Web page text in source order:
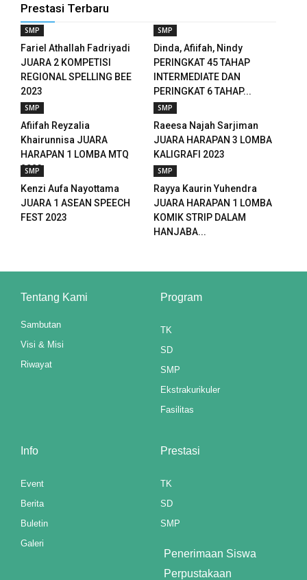
downloader
giriş
Prestasi Terbaru
SMP
Fariel Athallah Fadriyadi
JUARA 2 KOMPETISI
REGIONAL SPELLING BEE
2023
SMP
Dinda, Afiifah, Nindy
PERINGKAT 45 TAHAP
INTERMEDIATE DAN
PERINGKAT 6 TAHAP...
SMP
Afiifah Reyzalia
Khairunnisa JUARA
HARAPAN 1 LOMBA MTQ
2023
SMP
Raeesa Najah Sarjiman
JUARA HARAPAN 3 LOMBA
KALIGRAFI 2023
SMP
Kenzi Aufa Nayottama
JUARA 1 ASEAN SPEECH
FEST 2023
SMP
Rayya Kaurin Yuhendra
JUARA HARAPAN 1 LOMBA
KOMIK STRIP DALAM
HANJABA...
Tentang Kami
Sambutan
Visi & Misi
Riwayat
Program
TK
SD
SMP
Ekstrakurikuler
Fasilitas
Info
Event
Berita
Buletin
Galeri
Prestasi
TK
SD
SMP
Penerimaan Siswa
Perpustakaan